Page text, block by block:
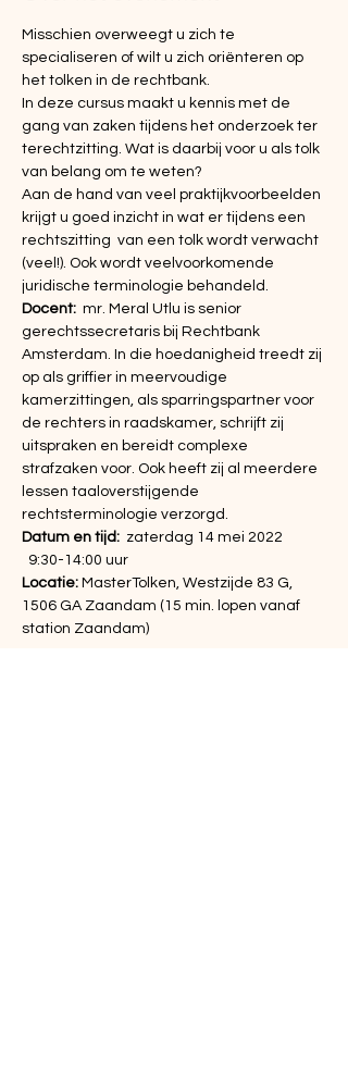
Misschien overweegt u zich te
specialiseren of wilt u zich oriënteren op
het tolken in de rechtbank.
In deze cursus maakt u kennis met de
gang van zaken tijdens het onderzoek ter
terechtzitting. Wat is daarbij voor u als tolk
van belang om te weten?
Aan de hand van veel praktijkvoorbeelden
krijgt u goed inzicht in wat er tijdens een
rechtszitting  van een tolk wordt verwacht
(veel!). Ook wordt veelvoorkomende
juridische terminologie behandeld.
Docent: mr. Meral Utlu is senior
gerechtssecretaris bij Rechtbank
Amsterdam. In die hoedanigheid treedt zij
op als griffier in meervoudige
kamerzittingen, als sparringspartner voor
de rechters in raadskamer, schrijft zij
uitspraken en bereidt complexe
strafzaken voor. Ook heeft zij al meerdere
lessen taaloverstijgende
rechtsterminologie verzorgd.
Datum en tijd: zaterdag 14 mei 2022
9:30-14:00 uur
Locatie: MasterTolken, Westzijde 83 G,
1506 GA Zaandam (15 min. lopen vanaf
station Zaandam)